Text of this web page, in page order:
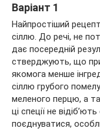
Варіант 1
Найпростіший
сіллю. До речі, не
дає посередній
стверджують, що
якомога менше
сіллю грубого
меленого перцю, а
ці спеції не
поєднуватися,